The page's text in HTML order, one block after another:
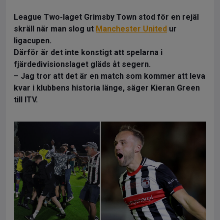
League Two-laget Grimsby Town stod för en rejäl
skräll när man slog ut Manchester United ur
ligacupen.
Därför är det inte konstigt att spelarna i
fjärdedivisionslaget gläds åt segern.
– Jag tror att det är en match som kommer att leva
kvar i klubbens historia länge, säger Kieran Green
till ITV.